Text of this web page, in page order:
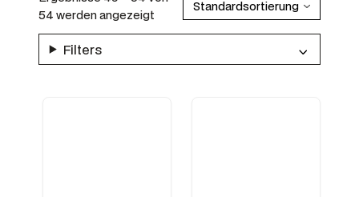
54 werden angezeigt
Filters